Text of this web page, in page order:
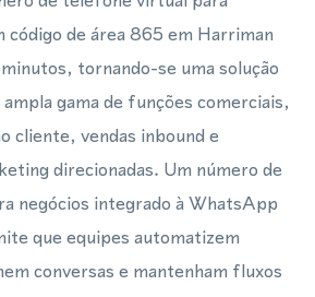
de área 865 em Harriman
tornando-se uma solução
gama de funções comerciais,
cliente, vendas inbound e
direcionadas. Um número de
negócios integrado à WhatsApp
que equipes automatizem
conversas e mantenham fluxos